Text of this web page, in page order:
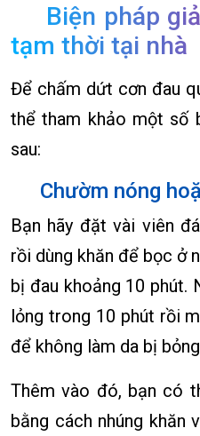
Biện pháp
tạm thời tại nhà
Để chấm dứt cơn đau
thể tham khảo một số
sau:
Chườm nóng
Bạn hãy đặt vài viên
rồi dùng khăn để bọc ở
bị đau khoảng 10
lỏng trong 10 phút rồi
để không làm da bị
Thêm vào đó, bạn có
bằng cách nhúng khăn